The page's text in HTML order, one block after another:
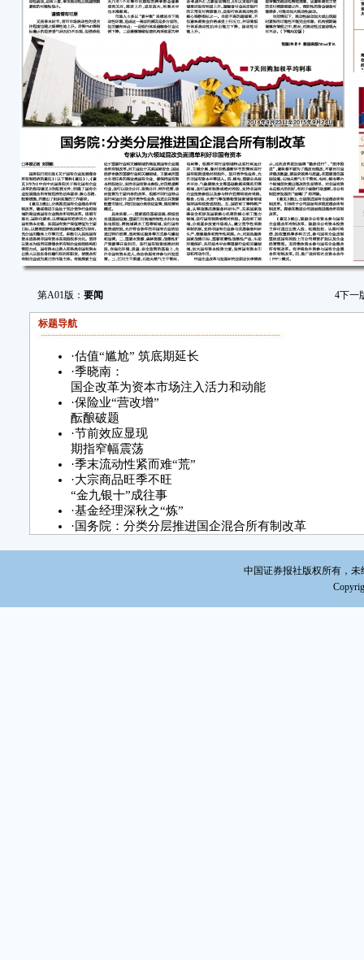
第A01版： 要闻 4下一
标题导航
·估值“尴尬” 筑底期延长
·季晓南：
国企改革为资本市场注入活力和动能
·保险业“营改增”
酝酿破题
·节前效应显现
期指窄幅震荡
·季末流动性紧而难“荒”
·大宗商品旺季不旺
“金九银十”成往事
·基金经理深秋之“炼”
· 国务院：分类分层推进国企混合所有制改革
制图/韩景丰 数据来源/Wind资讯中国证券报社版权所有，未